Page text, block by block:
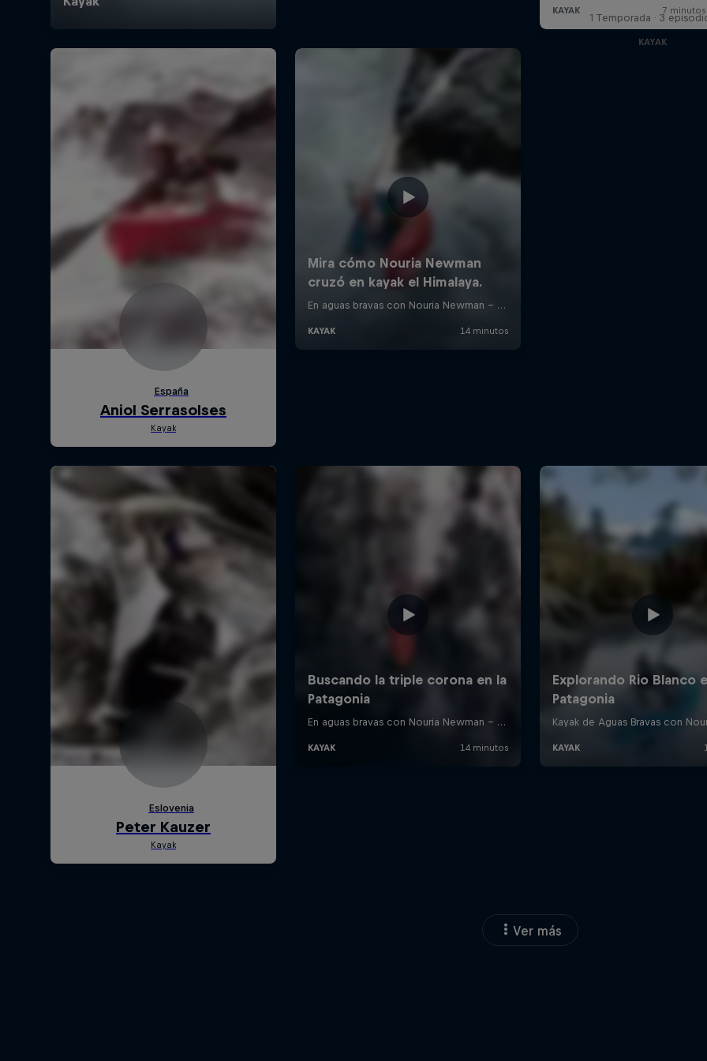
1 Temporada · 3
KAYAK
Ver más